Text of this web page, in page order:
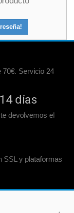
70€. Servicio 24
días
devolvemos el
SSL y plataformas